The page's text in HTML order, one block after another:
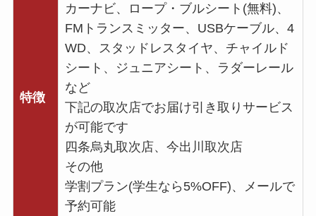
特徴
カーナビ、ロープ・ブルシート(無料)、
FMトランスミッター、USBケーブル、4
WD、スタッドレスタイヤ、チャイルド
シート、ジュニアシート、ラダーレール
など
下記の取次店でお届け引き取りサービス
が可能です
四条烏丸取次店、今出川取次店
その他
学割プラン(学生なら5%OFF)、メールで
予約可能